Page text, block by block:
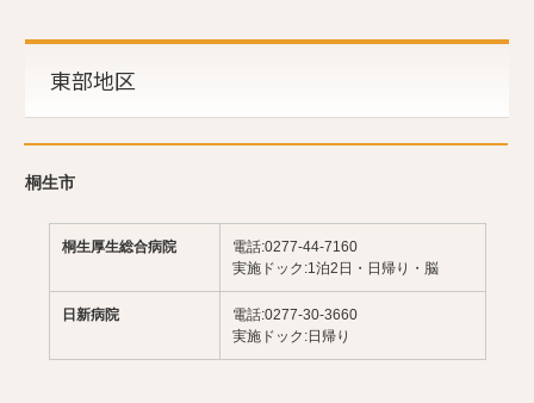
東部地区
桐生市
桐生厚生総合病院
電話:0277-44-7160
実施ドック:1泊2日・日帰り・脳
日新病院
電話:0277-30-3660
実施ドック:日帰り